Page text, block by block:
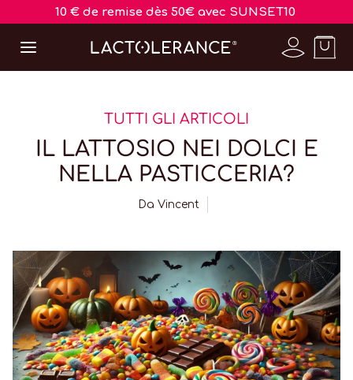
10 € de remise dès 50€ avec SUNSET10
TUTTI GLI ARTICOLI
IL LATTOSIO NEI DOLCI E
NELLA PASTICCERIA?
Da Vincent